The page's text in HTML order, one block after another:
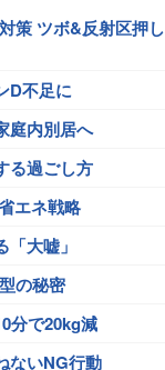
策 ツボ&反射区押し
D不足に
庭内別居へ
る過ごし方
エネ戦略
大嘘」
の秘密
分で20kg減
ないNG行動